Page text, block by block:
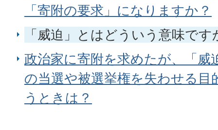
「寄附の要求」になりますか？
「威迫」とはどういう意味です
政治家に寄附を求めたが、「威
の当選や被選挙権を失わせる
うときは？